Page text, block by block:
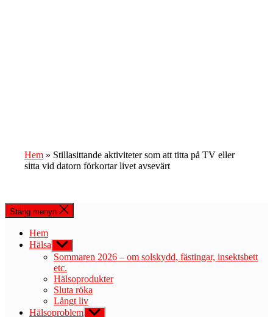
Hem » Stillasittande aktiviteter som att titta på TV eller
sitta vid datorn förkortar livet avsevärt
Stäng menyn
Hem
Hälsa Visa
undermeny
Sommaren 2026 – om solskydd, fästingar, insektsbett
etc.
Hälsoprodukter
Sluta röka
Långt liv
Hälsoproblem Visa